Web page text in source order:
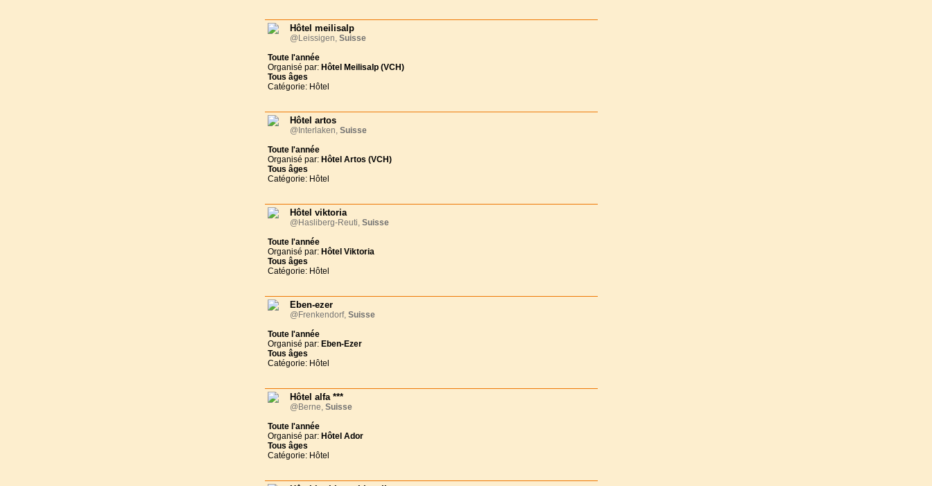
Hôtel meilisalp
@Leissigen, Suisse
Toute l'année
Organisé par: Hôtel Meilisalp (VCH)
Tous âges
Catégorie: Hôtel
Hôtel artos
@Interlaken, Suisse
Toute l'année
Organisé par: Hôtel Artos (VCH)
Tous âges
Catégorie: Hôtel
Hôtel viktoria
@Hasliberg-Reuti, Suisse
Toute l'année
Organisé par: Hôtel Viktoria
Tous âges
Catégorie: Hôtel
Eben-ezer
@Frenkendorf, Suisse
Toute l'année
Organisé par: Eben-Ezer
Tous âges
Catégorie: Hôtel
Hôtel alfa ***
@Berne, Suisse
Toute l'année
Organisé par: Hôtel Ador
Tous âges
Catégorie: Hôtel